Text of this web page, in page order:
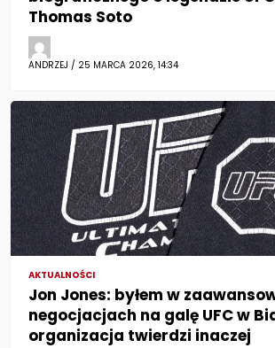
Thomas Soto
ANDRZEJ / 25 MARCA 2026, 14:34
AKTUALNOŚCI
Jon Jones: byłem w
negocjacjach na galę UFC w
organizacja twierdzi inaczej